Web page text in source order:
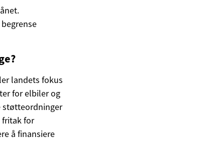
landets fokus
for elbiler og
støtteordninger
fritak for
å finansiere